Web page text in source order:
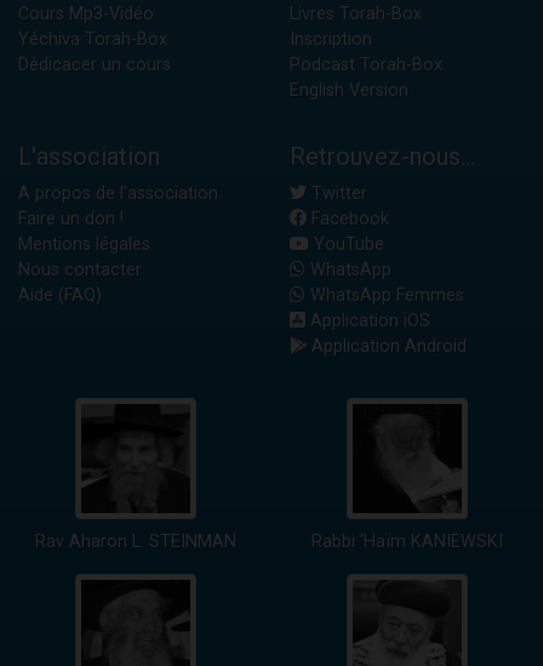
Cours Mp3-Vidéo
Yéchiva Torah-Box
Dédicacer un cours
Livres Torah-Box
Inscription
Podcast Torah-Box
English Version
L'association
A propos de l'association
Faire un don !
Mentions légales
Nous contacter
Aide (FAQ)
Retrouvez-nous...
Twitter
Facebook
YouTube
WhatsApp
WhatsApp Femmes
Application iOS
Application Android
Rav Aharon L. STEINMAN Rabbi 'Haïm KANIEWSKI